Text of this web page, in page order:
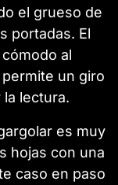
el grueso de
portadas. El
al
un giro
lectura.
es muy
hojas con una
caso en paso